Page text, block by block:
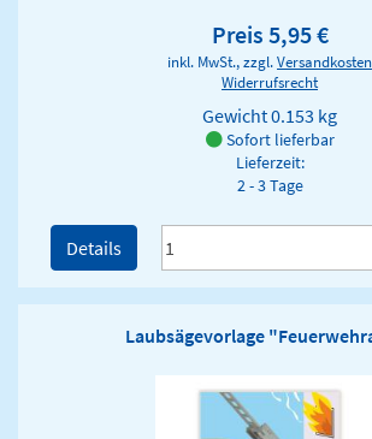
Preis 5,95 €
inkl. MwSt., zzgl.Versandkosten
Widerrufsrecht
Gewicht0.153 kg
Sofort lieferbar
Lieferzeit:
2 - 3 Tage
Details
Laubsägevorlage